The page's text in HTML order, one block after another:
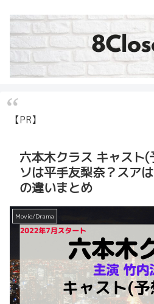
【PR】
六本木クラス キャスト
ソは平手友梨奈？スア
の違いまとめ
Movie/Drama